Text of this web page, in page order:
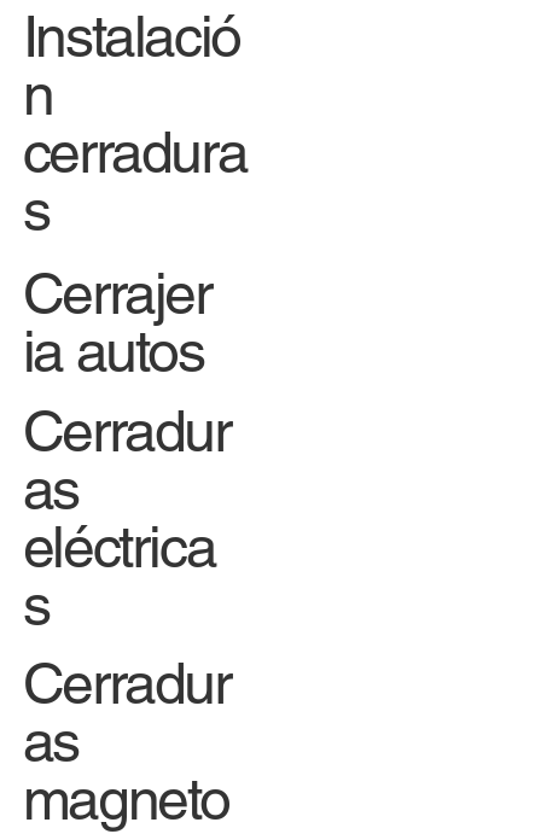
Instalació
n
cerradura
s
Cerrajer
ia autos
Cerradur
as
eléctrica
s
Cerradur
as
magneto